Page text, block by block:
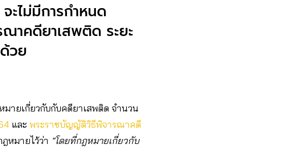
ะไม่มีการกำหนด
าคดียาเสพติด ระยะ
วย
มายเกี่ยวกับกับคดียาเสพติด จำนวน
และ พระราชบัญญัติวิธีพิจารณาคดี
หมายไว้ว่า “โดยที่กฎหมายเกี่ยวกับ